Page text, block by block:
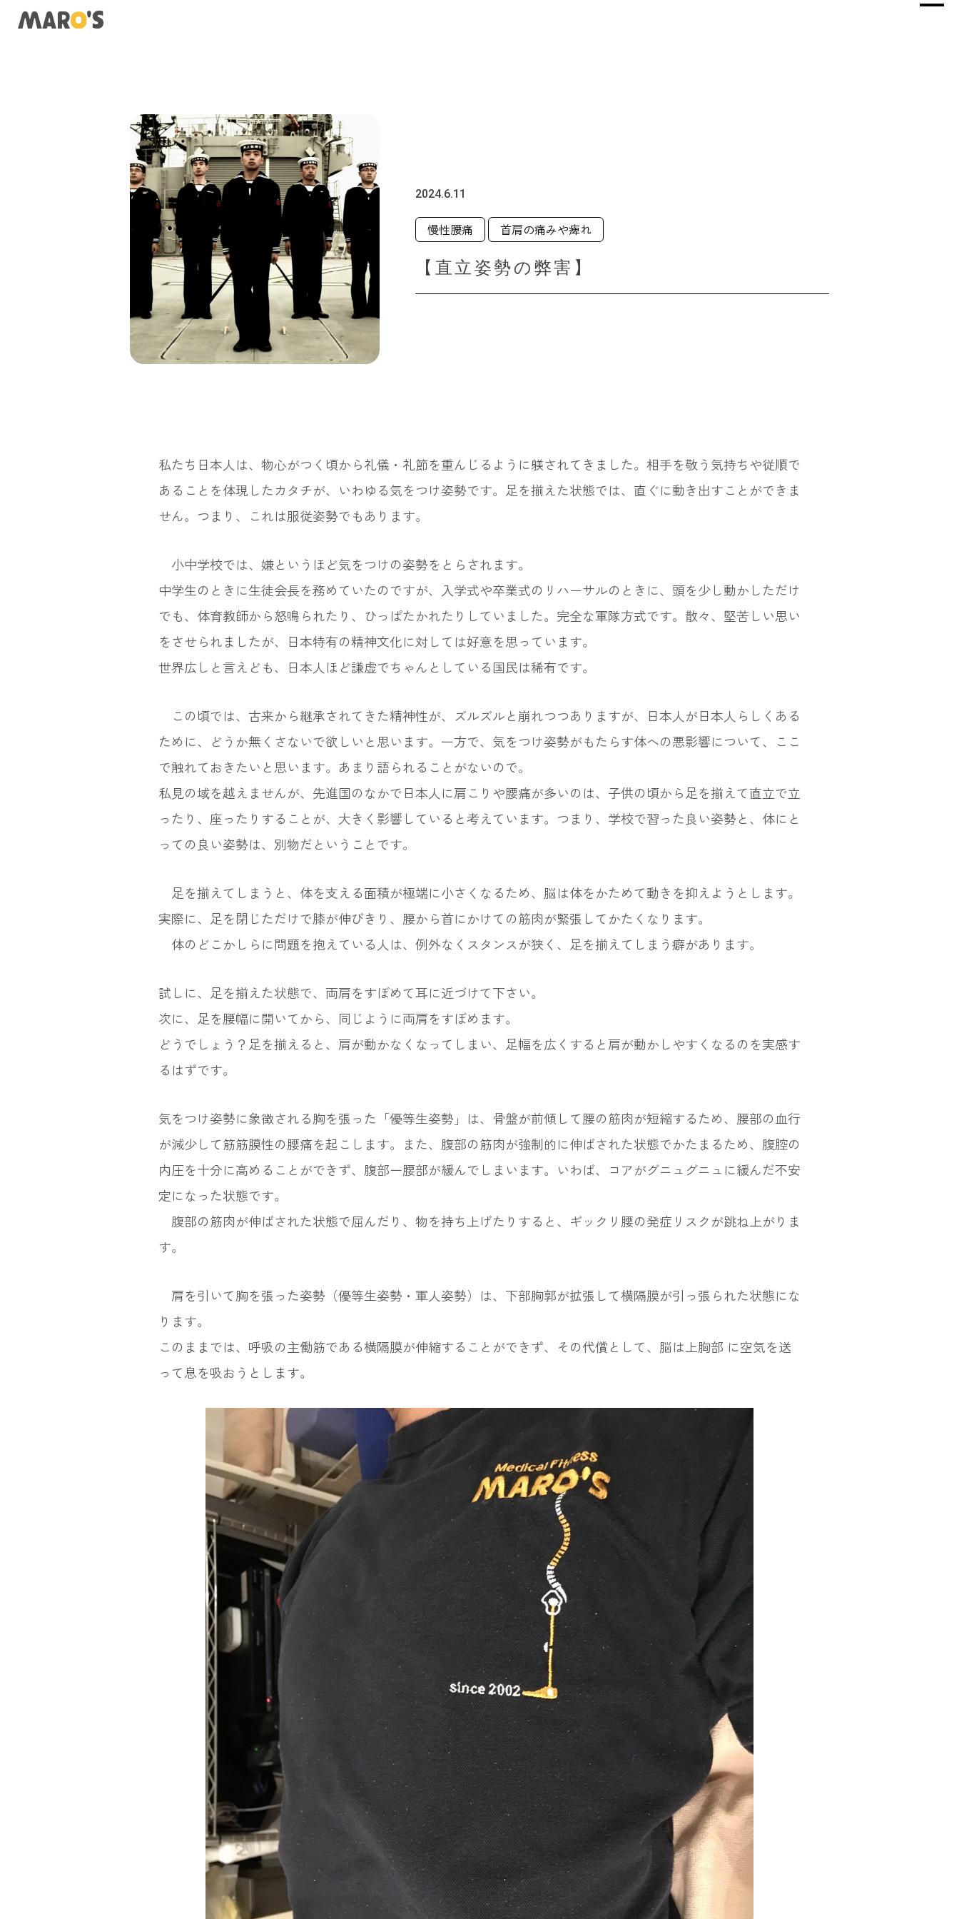
2024.6.11
慢性腰痛 首肩の痛みや痺れ
【直立姿勢の弊害】
私たち日本人は、物心がつく頃から礼儀・礼節を重んじるように躾されてきました。相手を敬う気持ちや従順で
あることを体現したカタチが、いわゆる気をつけ姿勢です。足を揃えた状態では、直ぐに動き出すことができま
せん。つまり、これは服従姿勢でもあります。
小中学校では、嫌というほど気をつけの姿勢をとらされます。
中学生のときに生徒会長を務めていたのですが、入学式や卒業式のリハーサルのときに、頭を少し動かしただけ
でも、体育教師から怒鳴られたり、ひっぱたかれたりしていました。完全な軍隊方式です。散々、堅苦しい思い
をさせられましたが、日本特有の精神文化に対しては好意を思っています。
世界広しと言えども、日本人ほど謙虚でちゃんとしている国民は稀有です。
この頃では、古来から継承されてきた精神性が、ズルズルと崩れつつありますが、日本人が日本人らしくある
ために、どうか無くさないで欲しいと思います。一方で、気をつけ姿勢がもたらす体への悪影響について、ここ
で触れておきたいと思います。あまり語られることがないので。
私見の域を越えませんが、先進国のなかで日本人に肩こりや腰痛が多いのは、子供の頃から足を揃えて直立で立
ったり、座ったりすることが、大きく影響していると考えています。つまり、学校で習った良い姿勢と、体にと
っての良い姿勢は、別物だということです。
足を揃えてしまうと、体を支える面積が極端に小さくなるため、脳は体をかためて動きを抑えようとします。
実際に、足を閉じただけで膝が伸びきり、腰から首にかけての筋肉が緊張してかたくなります。
体のどこかしらに問題を抱えている人は、例外なくスタンスが狭く、足を揃えてしまう癖があります。
試しに、足を揃えた状態で、両肩をすぼめて耳に近づけて下さい。
次に、足を腰幅に開いてから、同じように両肩をすぼめます。
どうでしょう？足を揃えると、肩が動かなくなってしまい、足幅を広くすると肩が動かしやすくなるのを実感す
るはずです。
気をつけ姿勢に象徴される胸を張った「優等生姿勢」は、骨盤が前傾して腰の筋肉が短縮するため、腰部の血行
が減少して筋筋膜性の腰痛を起こします。また、腹部の筋肉が強制的に伸ばされた状態でかたまるため、腹腔の
内圧を十分に高めることができず、腹部ー腰部が緩んでしまいます。いわば、コアがグニュグニュに緩んだ不安
定になった状態です。
腹部の筋肉が伸ばされた状態で屈んだり、物を持ち上げたりすると、ギックリ腰の発症リスクが跳ね上がりま
す。
肩を引いて胸を張った姿勢（優等生姿勢・軍人姿勢）は、下部胸郭が拡張して横隔膜が引っ張られた状態にな
ります。
このままでは、呼吸の主働筋である横隔膜が伸縮することができず、その代償として、脳は上胸部 に空気を送
って息を吸おうとします。